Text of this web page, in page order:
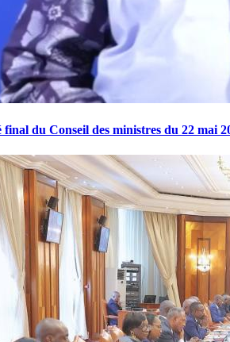
du Conseil des ministres du 22 mai